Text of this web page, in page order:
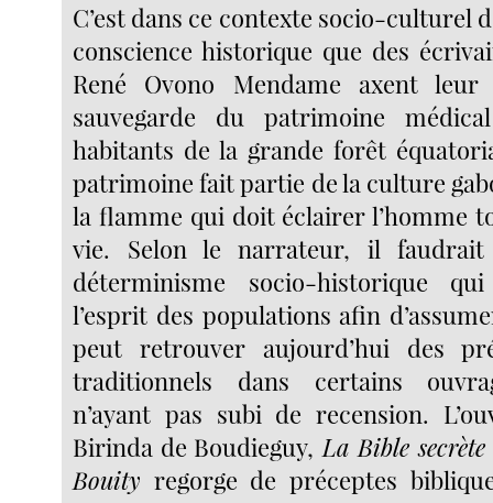
C’est dans ce contexte socio-culturel
conscience historique que des
René Ovono Mendame axent
sauvegarde du patrimoine
habitants de la grande forêt
patrimoine fait partie de la culture
la flamme qui doit éclairer l’homme
vie. Selon le narrateur, il faudrait
déterminisme socio-historique
l’esprit des populations afin
peut retrouver aujourd’hui des
traditionnels dans certains
n’ayant pas subi de recension.
Birinda de Boudieguy, La Bible
Bouity regorge de préceptes